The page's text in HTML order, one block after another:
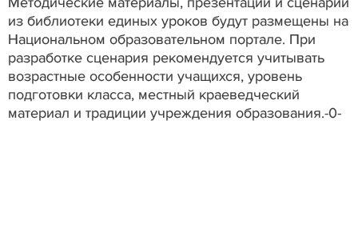
из библиотеки единых уроков будут размещены на
Национальном образовательном портале. При
разработке сценария рекомендуется учитывать
возрастные особенности учащихся, уровень
подготовки класса, местный краеведческий
материал и традиции учреждения образования.-0-